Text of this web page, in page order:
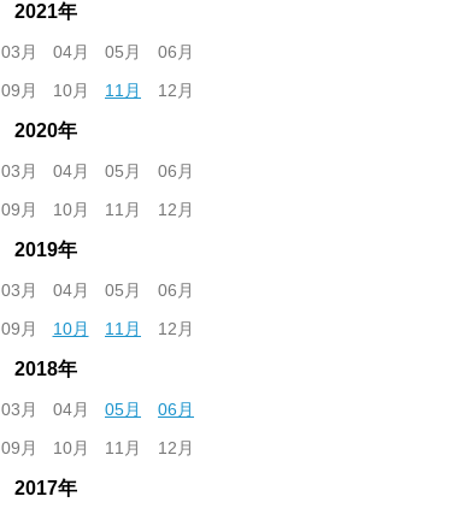
2021年
03月 04月 05月
06月
09月 10月 11月 12月
2020年
03月 04月 05月
06月
09月 10月 11月 12月
2019年
03月 04月 05月
06月
09月 10月 11月 12月
2018年
03月 04月 05月
06月
09月 10月 11月 12月
2017年